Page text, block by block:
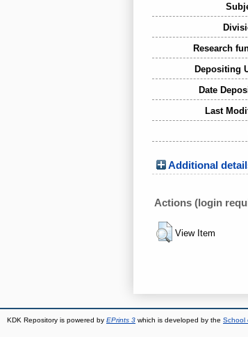
Research
Depositing
Date
Last
Additional
Actions (login
View Item
KDK Repository is powered by EPrints 3 which is developed by the School